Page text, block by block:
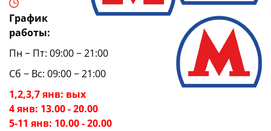
График
работы:
Пн − Пт: 09:00 − 21:00
Сб − Вс: 09:00 − 21:00
1,2,3,7 янв: вых
4 янв: 13.00 - 20.00
5-11 янв: 10.00 - 20.00